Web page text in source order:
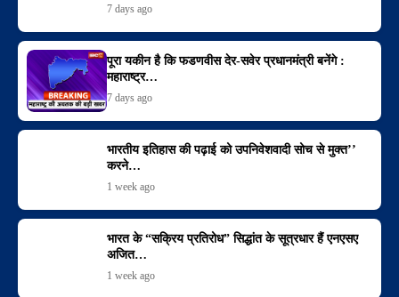
7 days ago
पूरा यकीन है कि फडणवीस देर-सवेर प्रधानमंत्री बनेंगे :
महाराष्ट्र…
7 days ago
भारतीय इतिहास की पढ़ाई को उपनिवेशवादी सोच से मुक्त’’
करने…
1 week ago
भारत के “सक्रिय प्रतिरोध” सिद्धांत के सूत्रधार हैं एनएसए
अजित…
1 week ago